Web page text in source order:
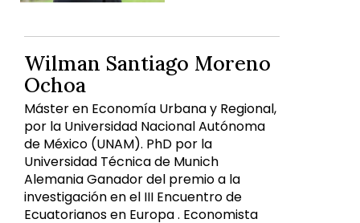
Wilman Santiago Moreno
Ochoa
Máster en Economía Urbana y Regional,
por la Universidad Nacional Autónoma
de México (UNAM). PhD por la
Universidad Técnica de Munich
Alemania Ganador del premio a la
investigación en el III Encuentro de
Ecuatorianos en Europa . Economista